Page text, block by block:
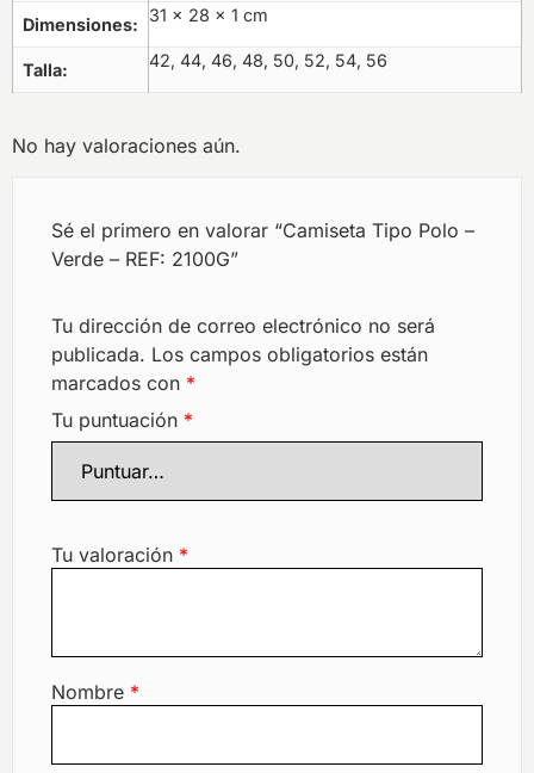
Dimensiones 31 × 28 × 1 cm
Talla 42, 44, 46, 48, 50, 52, 54, 56
No hay valoraciones aún.
Sé el primero en valorar “Camiseta Tipo Polo –
Verde – REF: 2100G”
Tu dirección de correo electrónico no será
publicada. Los campos obligatorios están
marcados con *
Tu puntuación *
Tu valoración *
Nombre *